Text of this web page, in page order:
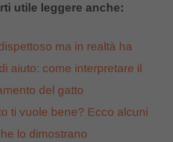
utile leggere anche:
ma in realtà ha
aiuto: come interpretare il
del gatto
ti vuole bene? Ecco alcuni
lo dimostrano